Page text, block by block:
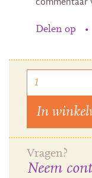
Delen op •
In
Vragen?
Neem